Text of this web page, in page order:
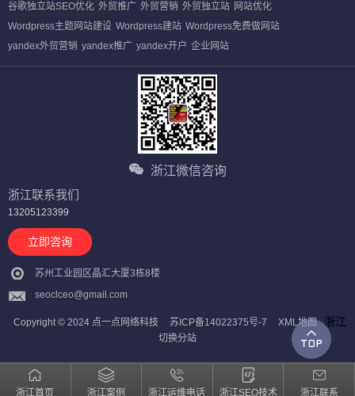
谷歌独立站SEO优化 外贸推广 外贸营销 外贸独立站 网站优化
Wordpress主题网站建设 Wordpress建站 Wordpress免费做网站
yandex外贸营销 yandex推广 yandex开户 企业网站
浙江微信咨询
浙江联系我们
13205123399
立即咨询
苏州工业园区晶汇大厦3栋8楼
seoclceo@gmail.com
Copyright © 2024 点一点网络科技 苏ICP备14022375号-7 XML地图 浙江
切换分站
浙江首页 浙江案例 浙江运维电话 浙江SEO技术 浙江联系